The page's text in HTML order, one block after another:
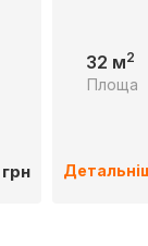
грн
32 м2
Площа